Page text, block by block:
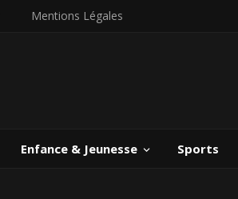
Mentions Légales
Enfance & Jeunesse Sports